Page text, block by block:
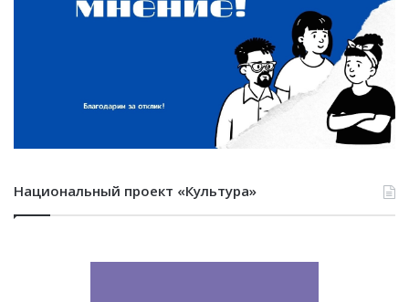
Национальный проект «Культура»